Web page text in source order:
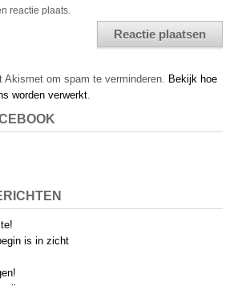
reactie plaats.
Akismet om spam te verminderen. Bekijk hoe
worden verwerkt.
is in zicht